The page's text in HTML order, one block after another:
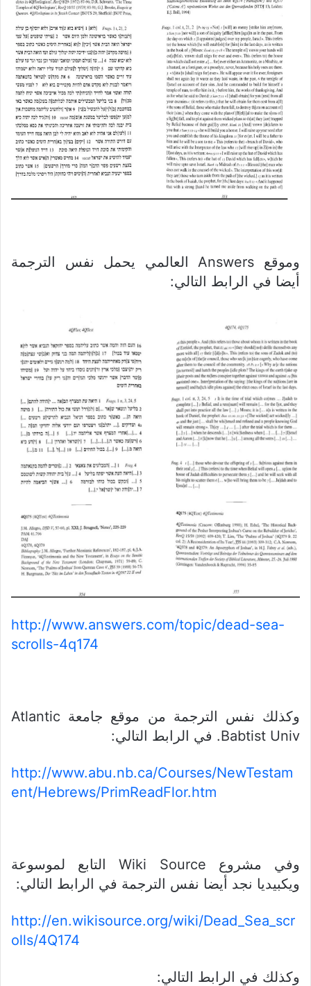
وموقع Answers العالمي يحمل نفس الترجمة
أيضا في الرابط التالي:
http://www.answers.com/topic/dead-sea-
scrolls-4q174
وكذلك نفس الترجمة من موقع جامعة Atlantic
Babtist Univ. في الرابط التالي:
http://www.abu.nb.ca/Courses/NewTestam
ent/Hebrews/PrimReadFlor.htm
وفي مشروع Wiki Source التابع لموسوعة
ويكبيديا نجد أيضا نفس الترجمة في الرابط التالي:
http://en.wikisource.org/wiki/Dead_Sea_scr
olls/4Q174
وكذلك في الرابط التالي: